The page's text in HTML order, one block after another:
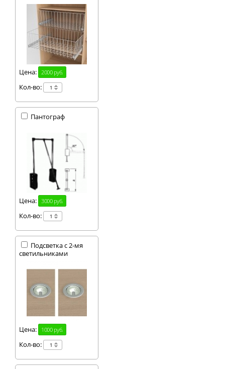
Цена: 2000 руб.
Кол-во:
Пантограф
Цена: 3000 руб.
Кол-во:
Подсветка с 2-мя
светильниками
Цена: 1000 руб.
Кол-во: